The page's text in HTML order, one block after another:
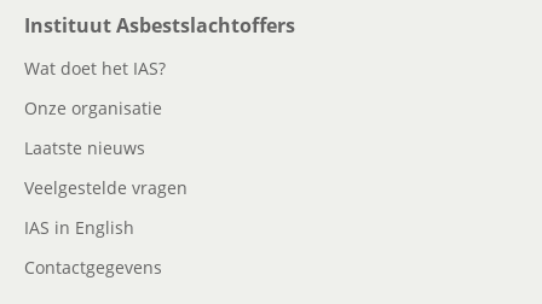
Instituut Asbestslachtoffers
Wat doet het IAS?
Onze organisatie
Laatste nieuws
Veelgestelde vragen
IAS in English
Contactgegevens